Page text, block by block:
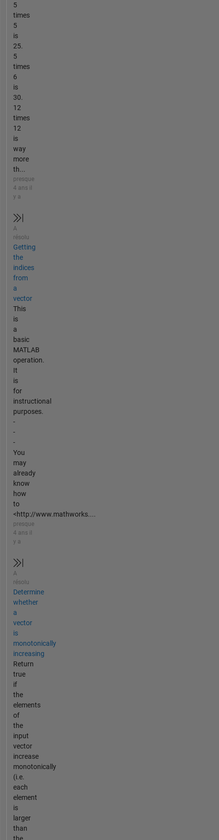
5
times
5
is
25.
5
times
6
is
30.
12
times
12
is
way
more
th...
presque
4 ans il
y a
A
résolu
Getting
the
indices
from
a
vector
This
is
a
basic
MATLAB
operation.
It
is
for
instructional
purposes.
-
-
-
You
may
already
know
how
to
<http://www.mathworks....
presque
4 ans il
y a
A
résolu
Determine
whether
a
vector
is
monotonically
increasing
Return
true
if
the
elements
of
the
input
vector
increase
monotonically
(i.e.
each
element
is
larger
than